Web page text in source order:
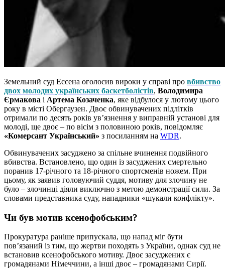
Земельний суд Ессена оголосив вироки у справі про вбивство
двох молодих українських баскетболістів, Володимира
Єрмакова і Артема Козаченка, яке відбулося у лютому цього
року в місті Обергаузен. Двоє обвинувачених підлітків
отримали по десять років ув’язнення у виправній установі для
молоді, ще двоє – по вісім з половиною років, повідомляє
«Комерсант Український» з посиланням на WDR.
Обвинувачених засуджено за спільне вчинення подвійного
вбивства. Встановлено, що один із засуджених смертельно
поранив 17-річного та 18-річного спортсменів ножем. При
цьому, як заявив головуючий суддя, мотиву для злочину не
було – злочинці діяли виключно з метою демонстрації сили. За
словами представника суду, нападники «шукали конфлікту».
Чи був мотив ксенофобським?
Прокуратура раніше припускала, що напад міг бути
пов’язаний із тим, що жертви походять з України, однак суд не
встановив ксенофобського мотиву. Двоє засуджених є
громадянами Німеччини, а інші двоє – громадянами Сирії.